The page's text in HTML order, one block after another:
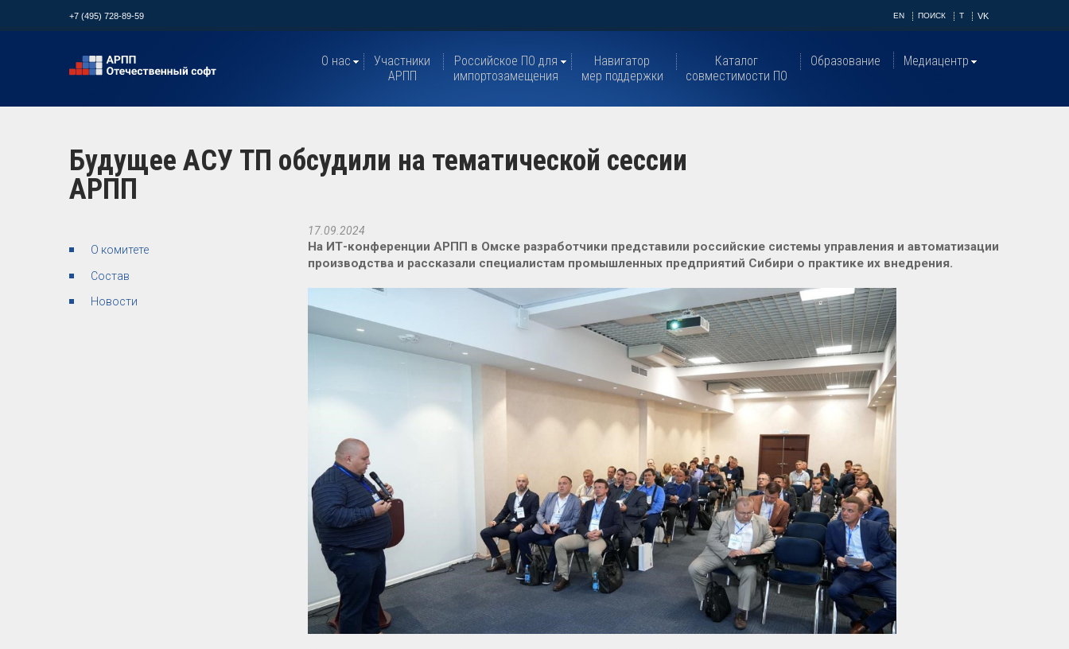
+7 (495) 728-89-59 EN ПОИСК T VK
О нас
Участники
АРПП
Российское ПО для
импортозамещения
Навигатор
мер поддержки
Каталог
совместимости ПО
Образование Медиацентр
Будущее АСУ ТП обсудили на тематической сессии
АРПП
О комитете
Состав
Новости
17.09.2024
На ИТ-конференции АРПП в Омске разработчики представили российские системы управления и автоматизации
производства и рассказали специалистам промышленных предприятий Сибири о практике их внедрения.